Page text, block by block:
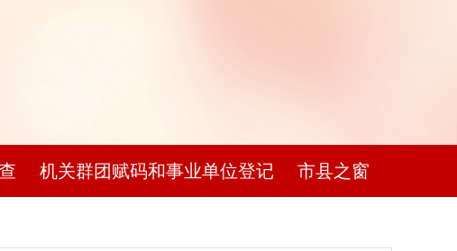
机关群团赋码和事业单位登记 市县之窗